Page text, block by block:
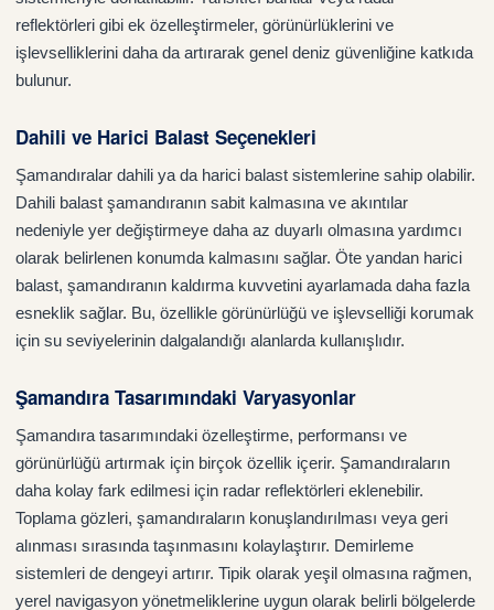
reflektörleri gibi ek özelleştirmeler, görünürlüklerini ve
işlevselliklerini daha da artırarak genel deniz güvenliğine katkıda
bulunur.
Dahili ve Harici Balast Seçenekleri
Şamandıralar dahili ya da harici balast sistemlerine sahip olabilir.
Dahili balast şamandıranın sabit kalmasına ve akıntılar
nedeniyle yer değiştirmeye daha az duyarlı olmasına yardımcı
olarak belirlenen konumda kalmasını sağlar. Öte yandan harici
balast, şamandıranın kaldırma kuvvetini ayarlamada daha fazla
esneklik sağlar. Bu, özellikle görünürlüğü ve işlevselliği korumak
için su seviyelerinin dalgalandığı alanlarda kullanışlıdır.
Şamandıra Tasarımındaki Varyasyonlar
Şamandıra tasarımındaki özelleştirme, performansı ve
görünürlüğü artırmak için birçok özellik içerir. Şamandıraların
daha kolay fark edilmesi için radar reflektörleri eklenebilir.
Toplama gözleri, şamandıraların konuşlandırılması veya geri
alınması sırasında taşınmasını kolaylaştırır. Demirleme
sistemleri de dengeyi artırır. Tipik olarak yeşil olmasına rağmen,
yerel navigasyon yönetmeliklerine uygun olarak belirli bölgelerde